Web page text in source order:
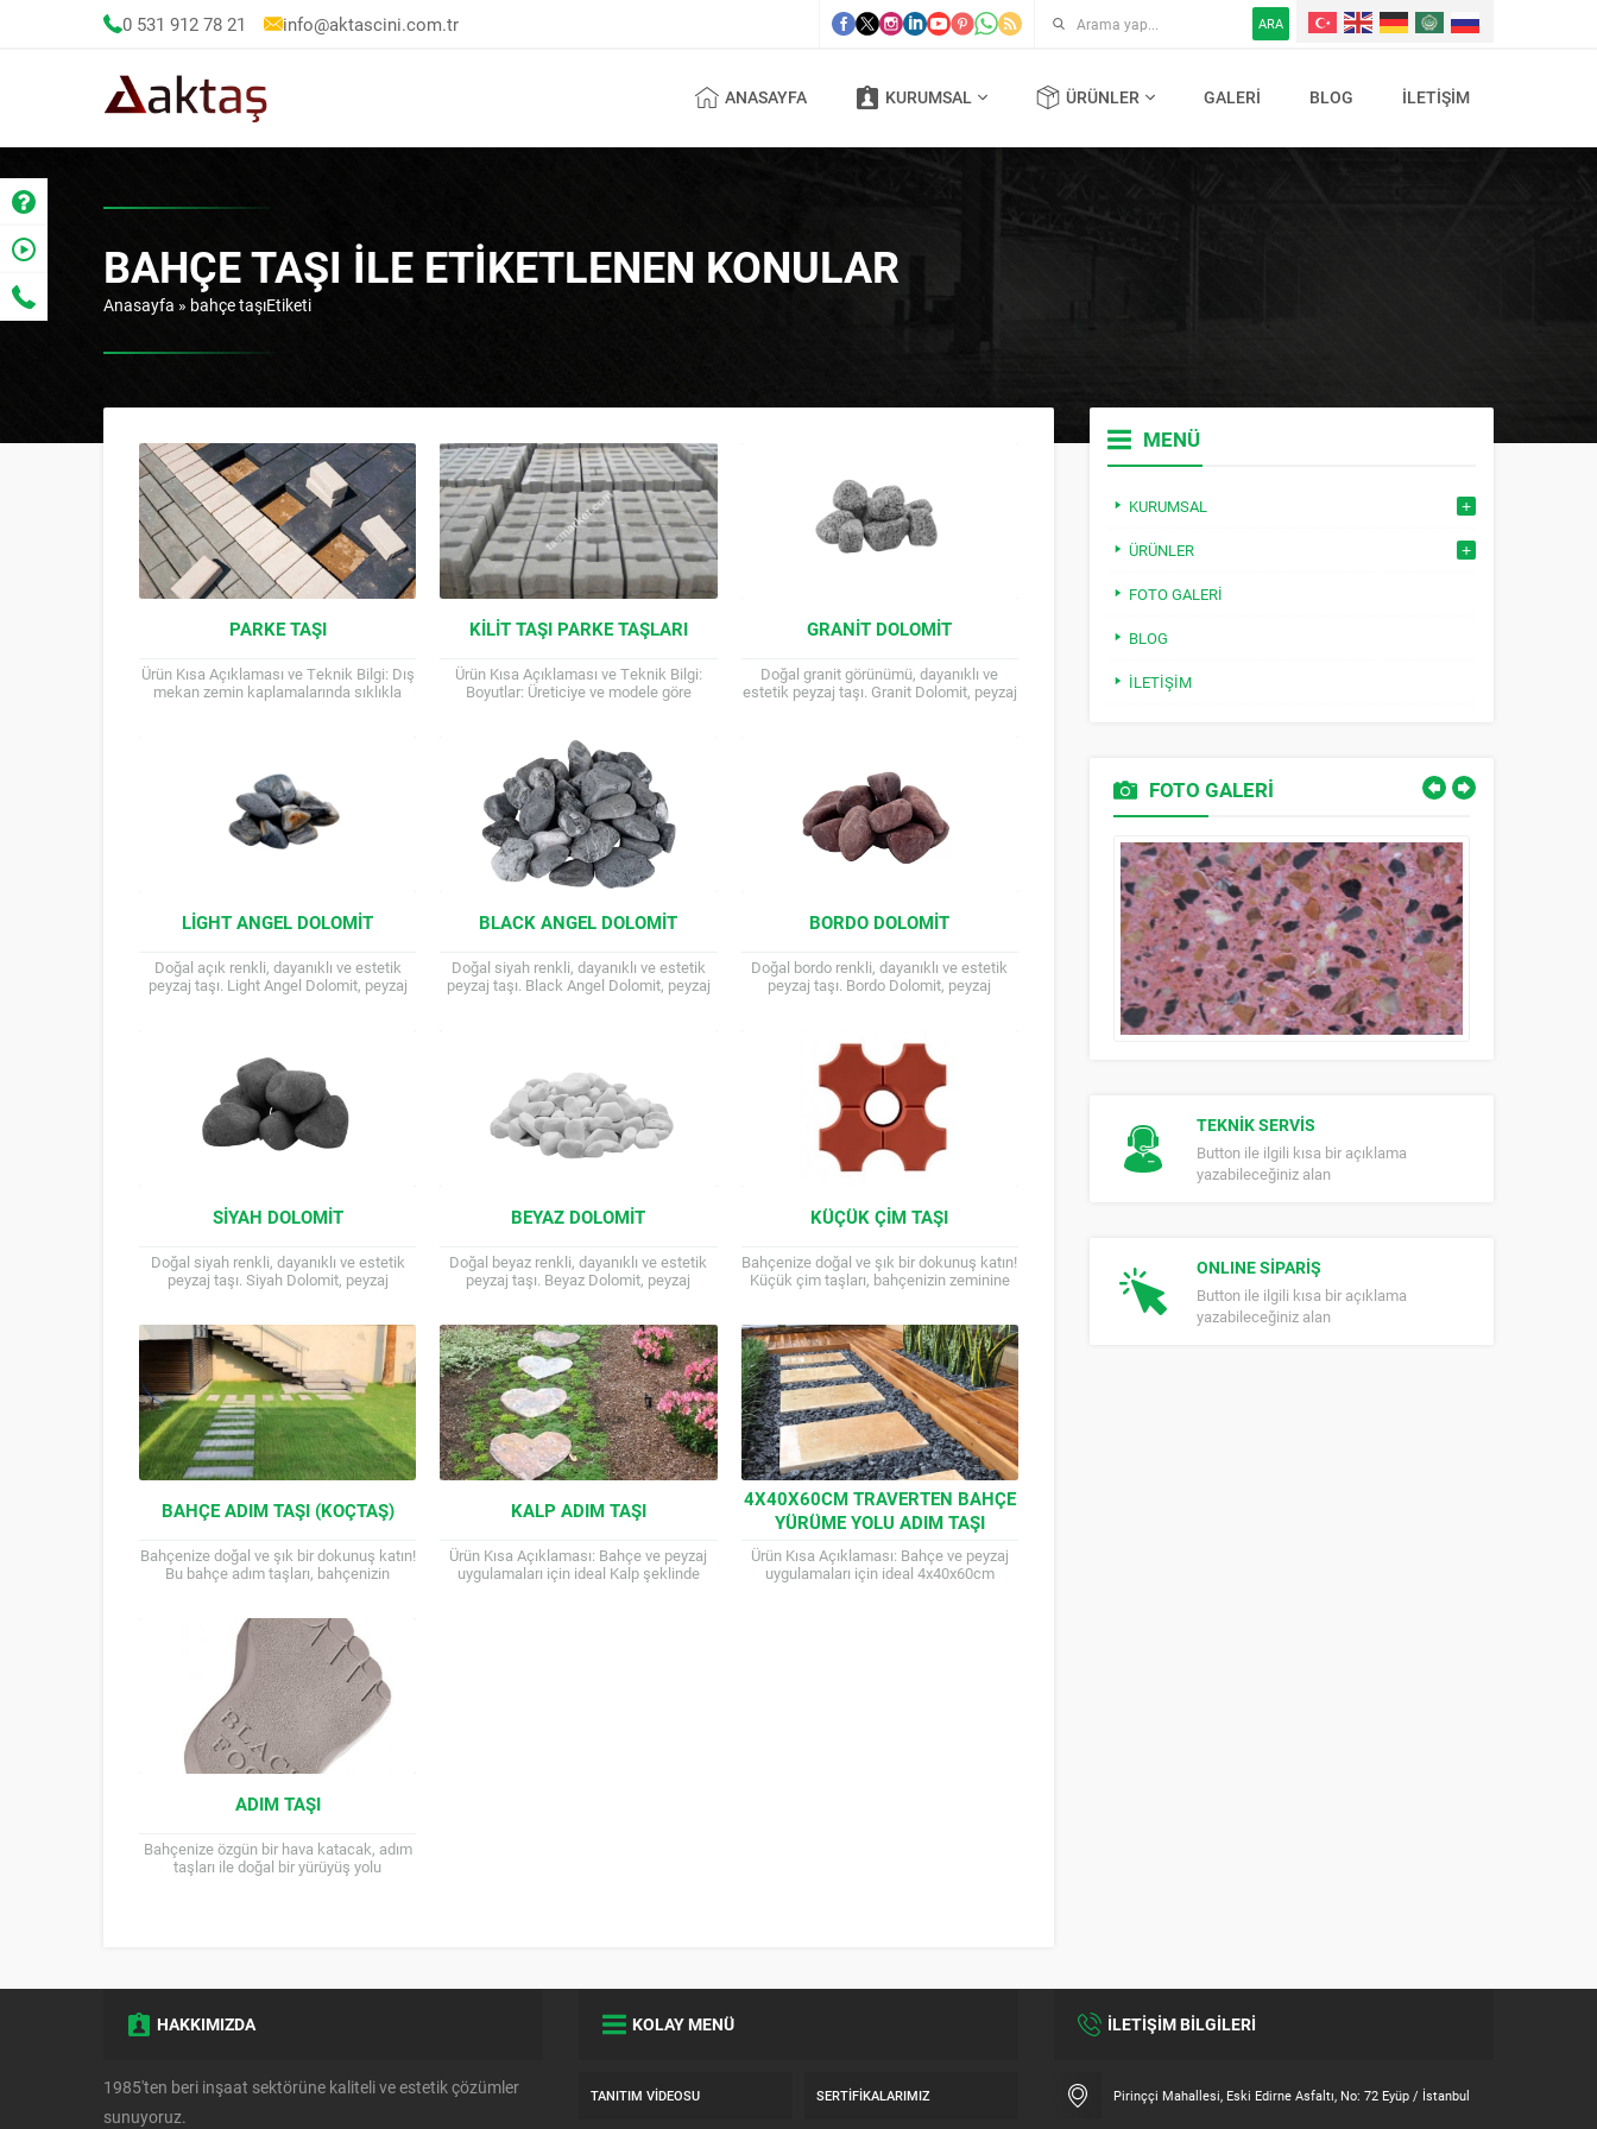
0 531 912 78 21 info@aktascini.com.tr ARA
ANASAYFA KURUMSAL ÜRÜNLER GALERI BLOG İLETIŞIM
BAHÇE TAŞI ILE ETIKETLENEN KONULAR
Anasayfa » bahçe taşıEtiketi
PARKE TAŞI
Ürün Kısa Açıklaması ve Teknik Bilgi: Dış
mekan zemin kaplamalarında sıklıkla
KILIT TAŞI PARKE TAŞLARI
Ürün Kısa Açıklaması ve Teknik Bilgi:
Boyutlar: Üreticiye ve modele göre
GRANIT DOLOMIT
Doğal granit görünümü, dayanıklı ve
estetik peyzaj taşı. Granit Dolomit, peyzaj
LIGHT ANGEL DOLOMIT
Doğal açık renkli, dayanıklı ve estetik
peyzaj taşı. Light Angel Dolomit, peyzaj
BLACK ANGEL DOLOMIT
Doğal siyah renkli, dayanıklı ve estetik
peyzaj taşı. Black Angel Dolomit, peyzaj
BORDO DOLOMIT
Doğal bordo renkli, dayanıklı ve estetik
peyzaj taşı. Bordo Dolomit, peyzaj
SIYAH DOLOMIT
Doğal siyah renkli, dayanıklı ve estetik
peyzaj taşı. Siyah Dolomit, peyzaj
BEYAZ DOLOMIT
Doğal beyaz renkli, dayanıklı ve estetik
peyzaj taşı. Beyaz Dolomit, peyzaj
KÜÇÜK ÇIM TAŞI
Bahçenize doğal ve şık bir dokunuş katın!
Küçük çim taşları, bahçenizin zeminine
BAHÇE ADIM TAŞI (KOÇTAŞ)
Bahçenize doğal ve şık bir dokunuş katın!
Bu bahçe adım taşları, bahçenizin
kolaylaştırır....
KALP ADIM TAŞI
Ürün Kısa Açıklaması: Bahçe ve peyzaj
uygulamaları için ideal Kalp şeklinde
4X40X60CM TRAVERTEN BAHÇE
YÜRÜME YOLU ADIM TAŞI
Ürün Kısa Açıklaması: Bahçe ve peyzaj
uygulamaları için ideal 4x40x60cm
ADIM TAŞI
Bahçenize özgün bir hava katacak, adım
taşları ile doğal bir yürüyüş yolu
MENÜ
KURUMSAL
ÜRÜNLER
FOTO GALERI
BLOG
İLETIŞIM
FOTO GALERİ
TEKNİK SERVİS
Button ile ilgili kısa bir açıklama
yazabileceğiniz alan
ONLINE SİPARİŞ
Button ile ilgili kısa bir açıklama
yazabileceğiniz alan
HAKKIMIZDA
1985'ten beri inşaat sektörüne kaliteli ve estetik çözümler
sunuyoruz.
KOLAY MENÜ
TANITIM VIDEOSU SERTIFIKALARIMIZ
İLETİŞİM BİLGİLERİ
Pirinççi Mahallesi, Eski Edirne Asfaltı, No: 72 Eyüp / İstanbul